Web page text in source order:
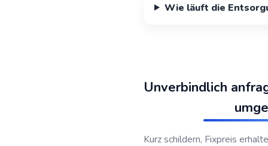
Wie läuft die
Unverbindlich
Kurz schildern, Fixpreis